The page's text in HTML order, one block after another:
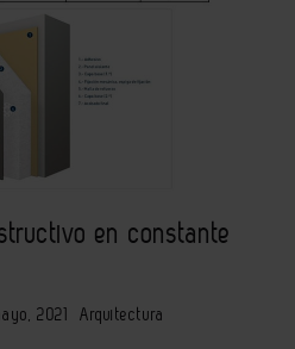
en constante
2021 Arquitectura